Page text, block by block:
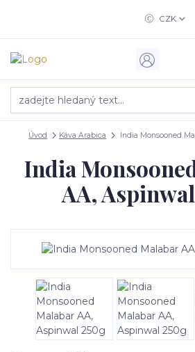
CZK
Úvod Káva Arabica India Monsooned
India
AA,